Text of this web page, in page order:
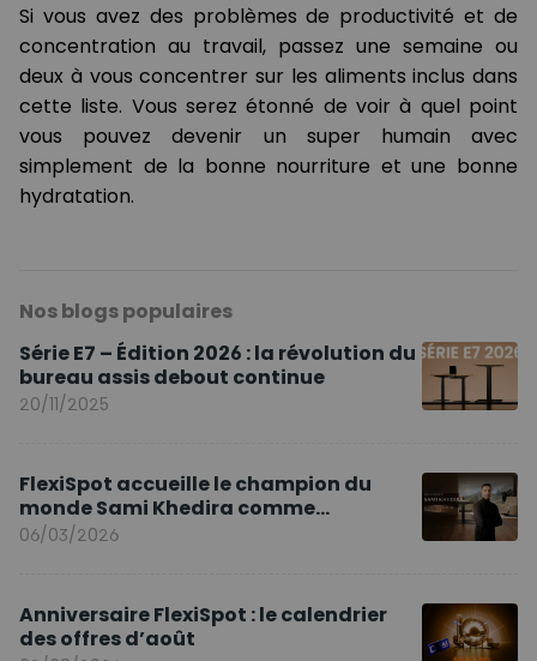
Si vous avez des problèmes de productivité et de
concentration au travail, passez une semaine ou
deux à vous concentrer sur les aliments inclus dans
cette liste. Vous serez étonné de voir à quel point
vous pouvez devenir un super humain avec
simplement de la bonne nourriture et une bonne
hydratation.
Nos blogs populaires
Série E7 – Édition 2026 : la révolution du
bureau assis debout continue
20/11/2025
FlexiSpot accueille le champion du
monde Sami Khedira comme
ambassadeur de la marque en Europe
06/03/2026
Anniversaire FlexiSpot : le calendrier
des offres d’août